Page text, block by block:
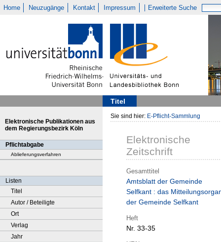
Home Neuzugänge Kontakt Impressum Erweiterte Suche
Titel
Elektronische Publikationen aus
dem Regierungsbezirk Köln
Pflichtabgabe
Ablieferungsverfahren
Listen
Titel
Autor / Beteiligte
Ort
Verlag
Jahr
Sie sind hier: E-Pflicht-Sammlung
Elektronische
Zeitschrift
Gesamttitel
Amtsblatt der Gemeinde
Selfkant : das
der Gemeinde Selfkant
Heft
Nr. 33-35